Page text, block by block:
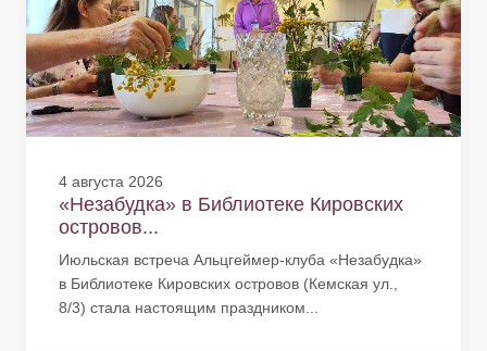
4 августа 2026
«Незабудка» в Библиотеке Кировских
островов...
Июльская встреча Альцгеймер-клуба «Незабудка»
в Библиотеке Кировских островов (Кемская ул.,
8/3) стала настоящим праздником...